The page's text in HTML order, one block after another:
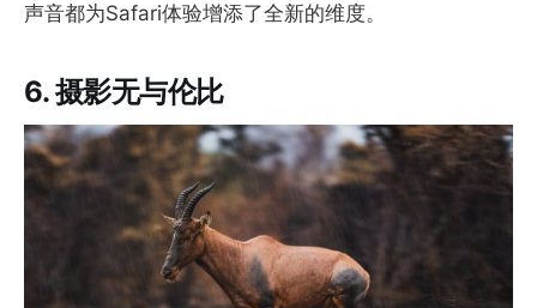
声音都为Safari体验增添了全新的维度。
6. 摄影无与伦比